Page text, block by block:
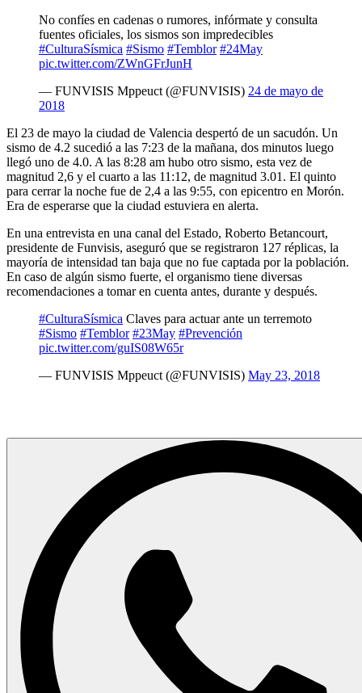
No confíes en cadenas o rumores, infórmate y consulta
fuentes oficiales, los sismos son impredecibles
#CulturaSísmica #Sismo #Temblor #24May
pic.twitter.com/ZWnGFrJunH
— FUNVISIS Mppeuct (@FUNVISIS) 24 de mayo de
2018
El 23 de mayo la ciudad de Valencia despertó de un sacudón. Un
sismo de 4.2 sucedió a las 7:23 de la mañana, dos minutos luego
llegó uno de 4.0. A las 8:28 am hubo otro sismo, esta vez de
magnitud 2,6 y el cuarto a las 11:12, de magnitud 3.01. El quinto
para cerrar la noche fue de 2,4 a las 9:55, con epicentro en Morón.
Era de esperarse que la ciudad estuviera en alerta.
En una entrevista en una canal del Estado, Roberto Betancourt,
presidente de Funvisis, aseguró que se registraron 127 réplicas, la
mayoría de intensidad tan baja que no fue captada por la población.
En caso de algún sismo fuerte, el organismo tiene diversas
recomendaciones a tomar en cuenta antes, durante y después.
#CulturaSísmica Claves para actuar ante un terremoto
#Sismo #Temblor #23May #Prevención
pic.twitter.com/guIS08W65r
— FUNVISIS Mppeuct (@FUNVISIS) May 23, 2018